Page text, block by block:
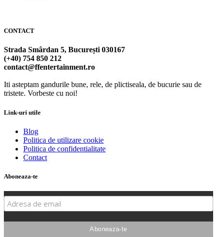
CONTACT
Strada Smârdan 5, București 030167
(+40) 754 850 212
contact@ffentertainment.ro
Iti asteptam gandurile bune, rele, de plictiseala, de bucurie sau de
tristete. Vorbeste cu noi!
Link-uri utile
Blog
Politica de utilizare cookie
Politica de confidentialitate
Contact
Aboneaza-te